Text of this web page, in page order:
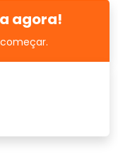
agora!